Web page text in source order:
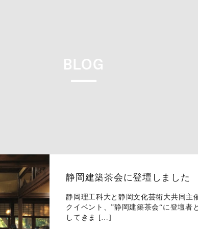
BLOG
静岡建築茶会に登壇しました
静岡理工科大と静岡文化芸術大共同主
クイベント、”静岡建築茶会“に登壇者
してきま […]